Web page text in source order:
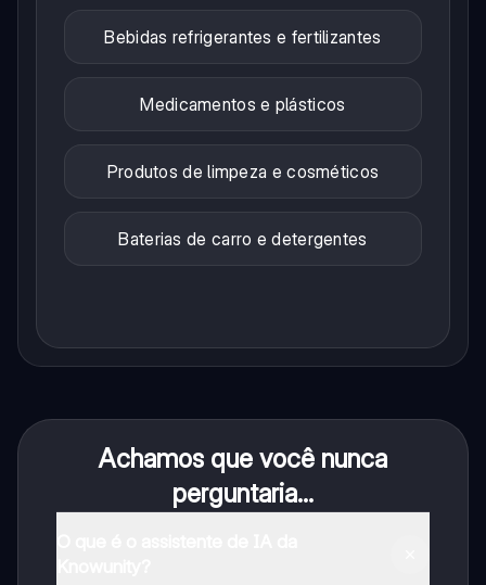
Bebidas refrigerantes e fertilizantes
Medicamentos e plásticos
Produtos de limpeza e cosméticos
Baterias de carro e detergentes
Achamos que você nunca
perguntaria...